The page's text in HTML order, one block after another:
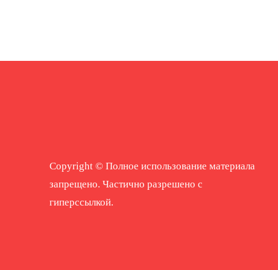
Copyright © Полное использование материала
запрещено. Частично разрешено с
гиперссылкой.